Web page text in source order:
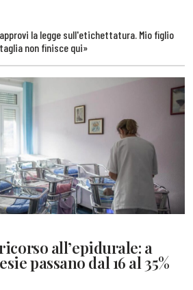
la legge sull'etichettatura. Mio figlio
non finisce qui»
all’epidurale: a
passano dal 16 al 35%